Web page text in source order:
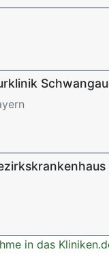
Schwangau
in das